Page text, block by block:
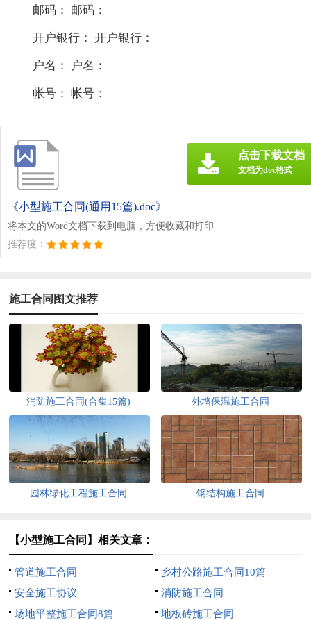
邮码： 邮码：
开户银行： 开户银行：
户名： 户名：
帐号： 帐号：
《小型施工合同(通用15篇).doc》
将本文的Word文档下载到电脑，方便收藏和打印
推荐度：
点击下载文档
文档为doc格式
施工合同图文推荐
消防施工合同(合集15篇) 外墙保温施工合同
园林绿化工程施工合同 钢结构施工合同
【小型施工合同】相关文章：
管道施工合同
乡村公路施工合同10篇
安全施工协议
消防施工合同
场地平整施工合同8篇
地板砖施工合同